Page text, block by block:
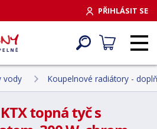
PŘIHLÁSIT SE
vody Koupelnové radiátory -
KTX topná tyč s